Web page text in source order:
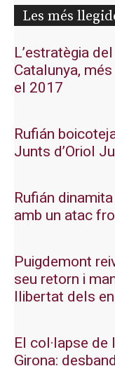
Les més
L’estratègia
Catalunya,
el 2017
Rufián
Junts d’Oriol
Rufián
amb un atac
Puigdemont
seu retorn i
llibertat dels
El col·lapse
Girona: